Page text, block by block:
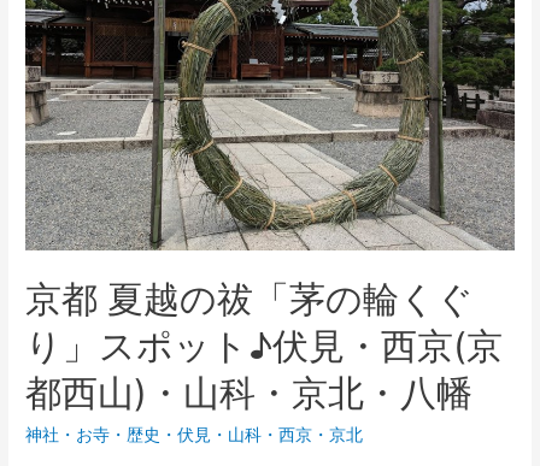
京都 夏越の祓「茅の輪くぐ
り」スポット♪伏見・西京(京
都西山)・山科・京北・八幡
神社・お寺 ・ 歴史 ・伏見 ・ 山科 ・西京 ・京北